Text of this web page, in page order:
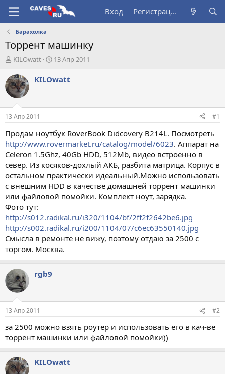
Вход Регистрация
Барахолка
Торрент машинку
А
т
о
р
т
е
м
ы
KILOwatt
Д
т
а
л
13 Апр 2011
KILOwatt
13 Апр 2011 #1
Продам ноутбук RoverBook Didcovery B214L. Посмотреть
http://www.rovermarket.ru/catalog/model/6023. Аппарат на
Celeron 1.5Ghz, 40Gb HDD, 512Mb, видео встроенно в
север. Из косяков-дохлый АКБ, разбита матрица. Корпус в
остальном практически идеальный.Можно использовать
с внешним HDD в качестве домашней торрент машинки
или файловой помойки. Комплект ноут, зарядка.
Фото тут:
http://s012.radikal.ru/i320/1104/bf/2ff2f2642be6.jpg
http://s002.radikal.ru/i200/1104/07/c6ec63550140.jpg
Смысла в ремонте не вижу, поэтому отдаю за 2500 с
торгом. Москва.
rgb9
13 Апр 2011 #2
за 2500 можно взять роутер и использовать его в кач-ве
торрент машинки или файловой помойки))
KILOwatt